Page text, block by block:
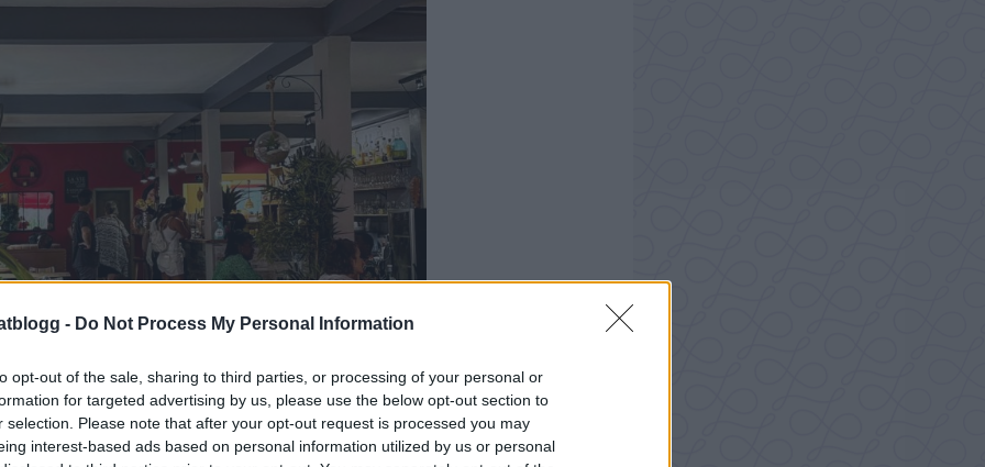
- Do Not Process My Personal Information
opt-out of the sale, sharing to third parties, or processing of your personal or
for targeted advertising by us, please use the below opt-out section to
selection. Please note that after your opt-out request is processed you may
interest-based ads based on personal information utilized by us or personal